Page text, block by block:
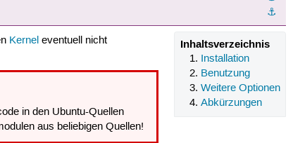
⚓︎
Inhaltsverzeichnis
Installation
Benutzung
Weitere Optionen
Abkürzungen
Kernel eventuell nicht
in den Ubuntu-Quellen
aus beliebigen Quellen!